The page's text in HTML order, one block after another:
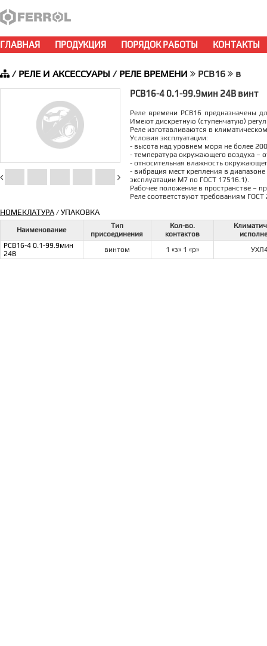
ГЛАВНАЯ ПРОДУКЦИЯ ПОРЯДОК РАБОТЫ КОНТАКТЫ
/ РЕЛЕ И АКСЕССУАРЫ / РЕЛЕ ВРЕМЕНИ РСВ16 в
РСВ16-4 0.1-99.9мин 24В винт
Реле времени РСВ16 предназначены
Имеют дискретную (ступенчатую)
Реле изготавливаются в
Условия эксплуатации:
- высота над уровнем моря не более
- температура окружающего воздуха –
- относительная влажность
- вибрация мест крепления в
эксплуатации М7 по ГОСТ 17516.1).
Рабочее положение в пространстве –
Реле соответствуют требованиям
НОМЕКЛАТУРА/ УПАКОВКА
Наименование
Тип
присоединения
Кол-во.
контактов
РСВ16-4 0.1-99.9мин
24В
винтом 1 «з» 1 «р»